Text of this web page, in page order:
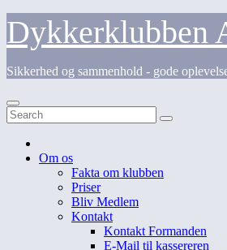
Skip
content
Dykkerklubben
Sikkerhed og sammenhold - gode
Om os
Fakta om klubben
Priser
Bliv Medlem
Kontakt
Kontakt Formanden
E-Mail til kassereren